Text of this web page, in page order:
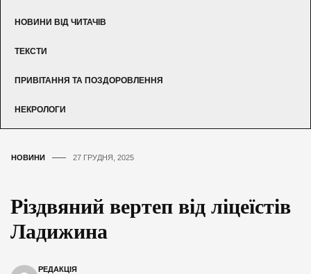
НОВИНИ ВІД ЧИТАЧІВ
ТЕКСТИ
ПРИВІТАННЯ ТА ПОЗДОРОВЛЕННЯ
НЕКРОЛОГИ
НОВИНИ 27 ГРУДНЯ, 2025
Різдвяний вертеп від ліцеїстів
Ладижина
РЕДАКЦІЯ